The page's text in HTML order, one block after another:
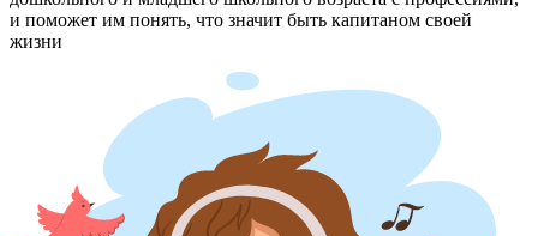
и поможет им понять, что значит быть капитаном своей
жизни